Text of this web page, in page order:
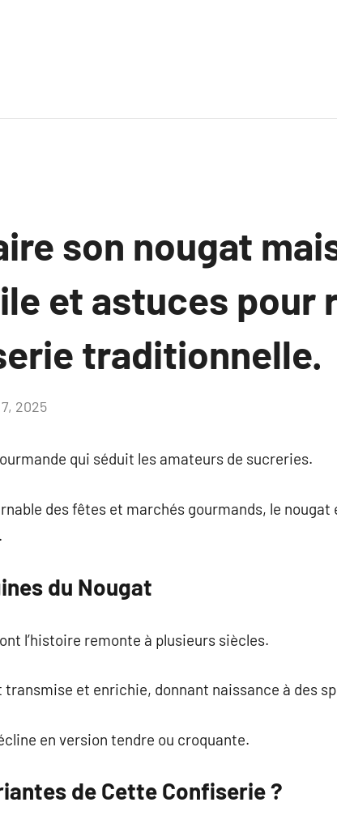
son nougat
et astuces pour
traditionnelle.
2025
qui séduit les amateurs de sucreries.
des fêtes et marchés gourmands, le nougat
du Nougat
l’histoire remonte à plusieurs siècles.
transmise et enrichie, donnant naissance à des
en version tendre ou croquante.
de Cette Confiserie ?